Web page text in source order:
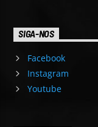
SIGA-NOS
Facebook
Instagram
Youtube